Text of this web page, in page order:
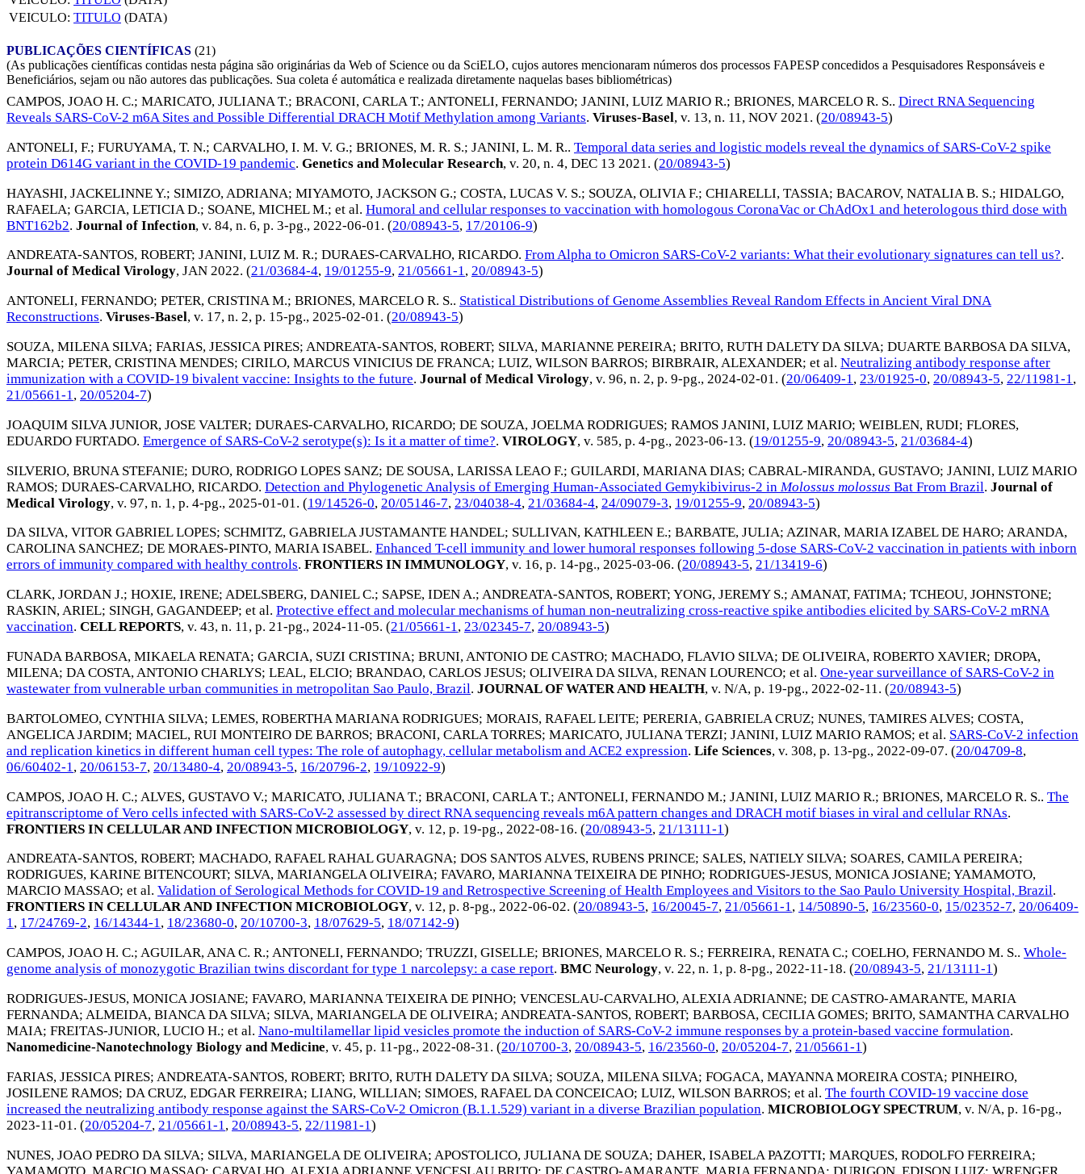
VEICULO: TITULO (DATA)
PUBLICAÇÕES CIENTÍFICAS (21)
(As publicações científicas contidas nesta página são originárias da Web of Science ou da SciELO, cujos autores mencionaram números dos processos FAPESP concedidos a Pesquisadores Responsáveis e
Beneficiários, sejam ou não autores das publicações. Sua coleta é automática e realizada diretamente naquelas bases bibliométricas)
CAMPOS, JOAO H. C.; MARICATO, JULIANA T.; BRACONI, CARLA T.; ANTONELI, FERNANDO; JANINI, LUIZ MARIO R.; BRIONES, MARCELO R. S.. Direct RNA Sequencing
Reveals SARS-CoV-2 m6A Sites and Possible Differential DRACH Motif Methylation among Variants. Viruses-Basel, v. 13, n. 11, NOV 2021. (20/08943-5)
ANTONELI, F.; FURUYAMA, T. N.; CARVALHO, I. M. V. G.; BRIONES, M. R. S.; JANINI, L. M. R.. Temporal data series and logistic models reveal the dynamics of SARS-CoV-2 spike
protein D614G variant in the COVID-19 pandemic. Genetics and Molecular Research, v. 20, n. 4, DEC 13 2021. (20/08943-5)
HAYASHI, JACKELINNE Y.; SIMIZO, ADRIANA; MIYAMOTO, JACKSON G.; COSTA, LUCAS V. S.; SOUZA, OLIVIA F.; CHIARELLI, TASSIA; BACAROV, NATALIA B. S.; HIDALGO,
RAFAELA; GARCIA, LETICIA D.; SOANE, MICHEL M.; et al. Humoral and cellular responses to vaccination with homologous CoronaVac or ChAdOx1 and heterologous third dose with
BNT162b2. Journal of Infection, v. 84, n. 6, p. 3-pg., 2022-06-01 . (20/08943-5, 17/20106-9)
ANDREATA-SANTOS, ROBERT; JANINI, LUIZ M. R.; DURAES-CARVALHO, RICARDO. From Alpha to Omicron SARS-CoV-2 variants: What their evolutionary signatures can tell us?.
Journal of Medical Virology, JAN 2022. (21/03684-4, 19/01255-9, 21/05661-1, 20/08943-5)
ANTONELI, FERNANDO; PETER, CRISTINA M.; BRIONES, MARCELO R. S.. Statistical Distributions of Genome Assemblies Reveal Random Effects in Ancient Viral DNA
Reconstructions. Viruses-Basel, v. 17, n. 2, p. 15-pg., 2025-02-01. (20/08943-5)
SOUZA, MILENA SILVA; FARIAS, JESSICA PIRES; ANDREATA-SANTOS, ROBERT; SILVA, MARIANNE PEREIRA; BRITO, RUTH DALETY DA SILVA; DUARTE BARBOSA DA SILVA,
MARCIA; PETER, CRISTINA MENDES; CIRILO, MARCUS VINICIUS DE FRANCA; LUIZ, WILSON BARROS; BIRBRAIR, ALEXANDER; et al. Neutralizing antibody response after
immunization with a COVID-19 bivalent vaccine: Insights to the future. Journal of Medical Virology, v. 96, n. 2, p. 9-pg., 2024-02-01. (20/06409-1, 23/01925-0, 20/08943-5, 22/11981-1,
21/05661-1, 20/05204-7)
JOAQUIM SILVA JUNIOR, JOSE VALTER; DURAES-CARVALHO, RICARDO; DE SOUZA, JOELMA RODRIGUES; RAMOS JANINI, LUIZ MARIO; WEIBLEN, RUDI; FLORES,
EDUARDO FURTADO. Emergence of SARS-CoV-2 serotype(s): Is it a matter of time?. VIROLOGY, v. 585, p. 4-pg., 2023-06-13. (19/01255-9, 20/08943-5, 21/03684-4)
SILVERIO, BRUNA STEFANIE; DURO, RODRIGO LOPES SANZ; DE SOUSA, LARISSA LEAO F.; GUILARDI, MARIANA DIAS; CABRAL-MIRANDA, GUSTAVO; JANINI, LUIZ MARIO
RAMOS; DURAES-CARVALHO, RICARDO. Detection and Phylogenetic Analysis of Emerging Human-Associated Gemykibivirus-2 in Molossus molossus Bat From Brazil. Journal of
Medical Virology, v. 97, n. 1, p. 4-pg., 2025-01-01 . (19/14526-0, 20/05146-7, 23/04038-4, 21/03684-4, 24/09079-3, 19/01255-9, 20/08943-5)
DA SILVA, VITOR GABRIEL LOPES; SCHMITZ, GABRIELA JUSTAMANTE HANDEL; SULLIVAN, KATHLEEN E.; BARBATE, JULIA; AZINAR, MARIA IZABEL DE HARO; ARANDA,
CAROLINA SANCHEZ; DE MORAES-PINTO, MARIA ISABEL. Enhanced T-cell immunity and lower humoral responses following 5-dose SARS-CoV-2 vaccination in patients with inborn
errors of immunity compared with healthy controls. FRONTIERS IN IMMUNOLOGY, v. 16, p. 14-pg., 2025-03-06. (20/08943-5, 21/13419-6)
CLARK, JORDAN J.; HOXIE, IRENE; ADELSBERG, DANIEL C.; SAPSE, IDEN A.; ANDREATA-SANTOS, ROBERT; YONG, JEREMY S.; AMANAT, FATIMA; TCHEOU, JOHNSTONE;
RASKIN, ARIEL; SINGH, GAGANDEEP; et al. Protective effect and molecular mechanisms of human non-neutralizing cross-reactive spike antibodies elicited by SARS-CoV-2 mRNA
vaccination. CELL REPORTS, v. 43, n. 11, p. 21-pg., 2024-11-05. (21/05661-1, 23/02345-7, 20/08943-5)
FUNADA BARBOSA, MIKAELA RENATA; GARCIA, SUZI CRISTINA; BRUNI, ANTONIO DE CASTRO; MACHADO, FLAVIO SILVA; DE OLIVEIRA, ROBERTO XAVIER; DROPA,
MILENA; DA COSTA, ANTONIO CHARLYS; LEAL, ELCIO; BRANDAO, CARLOS JESUS; OLIVEIRA DA SILVA, RENAN LOURENCO; et al. One-year surveillance of SARS-CoV-2 in
wastewater from vulnerable urban communities in metropolitan Sao Paulo, Brazil. JOURNAL OF WATER AND HEALTH, v. N/A, p. 19-pg., 2022-02-11. (20/08943-5)
BARTOLOMEO, CYNTHIA SILVA; LEMES, ROBERTHA MARIANA RODRIGUES; MORAIS, RAFAEL LEITE; PERERIA, GABRIELA CRUZ; NUNES, TAMIRES ALVES; COSTA,
ANGELICA JARDIM; MACIEL, RUI MONTEIRO DE BARROS; BRACONI, CARLA TORRES; MARICATO, JULIANA TERZI; JANINI, LUIZ MARIO RAMOS; et al. SARS-CoV-2 infection
and replication kinetics in different human cell types: The role of autophagy, cellular metabolism and ACE2 expression. Life Sciences, v. 308, p. 13-pg., 2022-09-07. (20/04709-8,
06/60402-1 , 20/06153-7, 20/13480-4, 20/08943-5, 16/20796-2, 19/10922-9)
CAMPOS, JOAO H. C.; ALVES, GUSTAVO V.; MARICATO, JULIANA T.; BRACONI, CARLA T.; ANTONELI, FERNANDO M.; JANINI, LUIZ MARIO R.; BRIONES, MARCELO R. S.. The
epitranscriptome of Vero cells infected with SARS-CoV-2 assessed by direct RNA sequencing reveals m6A pattern changes and DRACH motif biases in viral and cellular RNAs.
FRONTIERS IN CELLULAR AND INFECTION MICROBIOLOGY, v. 12, p. 19-pg., 2022-08-16. (20/08943-5, 21/13111-1)
ANDREATA-SANTOS, ROBERT; MACHADO, RAFAEL RAHAL GUARAGNA; DOS SANTOS ALVES, RUBENS PRINCE; SALES, NATIELY SILVA; SOARES, CAMILA PEREIRA;
RODRIGUES, KARINE BITENCOURT; SILVA, MARIANGELA OLIVEIRA; FAVARO, MARIANNA TEIXEIRA DE PINHO; RODRIGUES-JESUS, MONICA JOSIANE; YAMAMOTO,
MARCIO MASSAO; et al. Validation of Serological Methods for COVID-19 and Retrospective Screening of Health Employees and Visitors to the Sao Paulo University Hospital, Brazil.
FRONTIERS IN CELLULAR AND INFECTION MICROBIOLOGY, v. 12, p. 8-pg., 2022-06-02. (20/08943-5, 16/20045-7, 21/05661-1, 14/50890-5, 16/23560-0, 15/02352-7, 20/06409-
1, 17/24769-2, 16/14344-1, 18/23680-0, 20/10700-3, 18/07629-5, 18/07142-9)
CAMPOS, JOAO H. C.; AGUILAR, ANA C. R.; ANTONELI, FERNANDO; TRUZZI, GISELLE; BRIONES, MARCELO R. S.; FERREIRA, RENATA C.; COELHO, FERNANDO M. S.. Whole-
genome analysis of monozygotic Brazilian twins discordant for type 1 narcolepsy: a case report. BMC Neurology, v. 22, n. 1, p. 8-pg., 2022-11-18. (20/08943-5, 21/13111-1)
RODRIGUES-JESUS, MONICA JOSIANE; FAVARO, MARIANNA TEIXEIRA DE PINHO; VENCESLAU-CARVALHO, ALEXIA ADRIANNE; DE CASTRO-AMARANTE, MARIA
FERNANDA; ALMEIDA, BIANCA DA SILVA; SILVA, MARIANGELA DE OLIVEIRA; ANDREATA-SANTOS, ROBERT; BARBOSA, CECILIA GOMES; BRITO, SAMANTHA CARVALHO
MAIA; FREITAS-JUNIOR, LUCIO H.; et al. Nano-multilamellar lipid vesicles promote the induction of SARS-CoV-2 immune responses by a protein-based vaccine formulation.
Nanomedicine-Nanotechnology Biology and Medicine, v. 45, p. 11-pg., 2022-08-31. (20/10700-3, 20/08943-5, 16/23560-0, 20/05204-7, 21/05661-1)
FARIAS, JESSICA PIRES; ANDREATA-SANTOS, ROBERT; BRITO, RUTH DALETY DA SILVA; SOUZA, MILENA SILVA; FOGACA, MAYANNA MOREIRA COSTA; PINHEIRO,
JOSILENE RAMOS; DA CRUZ, EDGAR FERREIRA; LIANG, WILLIAN; SIMOES, RAFAEL DA CONCEICAO; LUIZ, WILSON BARROS; et al. The fourth COVID-19 vaccine dose
increased the neutralizing antibody response against the SARS-CoV-2 Omicron (B.1.1.529) variant in a diverse Brazilian population. MICROBIOLOGY SPECTRUM, v. N/A, p. 16-pg.,
2023-11-01 . (20/05204-7, 21/05661-1 , 20/08943-5, 22/11981-1)
NUNES, JOAO PEDRO DA SILVA; SILVA, MARIANGELA DE OLIVEIRA; APOSTOLICO, JULIANA DE SOUZA; DAHER, ISABELA PAZOTTI; MARQUES, RODOLFO FERREIRA;
YAMAMOTO, MARCIO MASSAO; CARVALHO, ALEXIA ADRIANNE VENCESLAU BRITO; DE CASTRO-AMARANTE, MARIA FERNANDA; DURIGON, EDISON LUIZ; WRENGER,